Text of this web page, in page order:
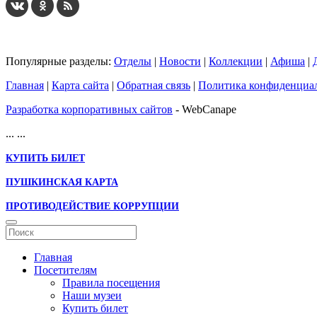
Популярные разделы: Отделы | Новости | Коллекции | Афиша |
Главная | Карта сайта | Обратная связь | Политика
Разработка корпоративных сайтов - WebCanape
... ...
КУПИТЬ БИЛЕТ
ПУШКИНСКАЯ КАРТА
ПРОТИВОДЕЙСТВИЕ КОРРУПЦИИ
Главная
Посетителям
Правила посещения
Наши музеи
Купить билет